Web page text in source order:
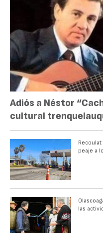
Adiós a Néstor
cultural
peaje a
las